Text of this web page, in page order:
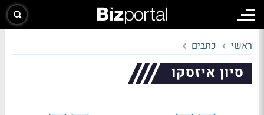
ראשי כתבים
סיון איזסקו